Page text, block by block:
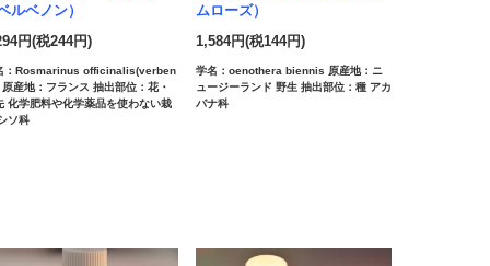
ルベノン）
円(税244円)
：Rosmarinus officinalis(verben
産地：フランス 抽出部位：花・
化学肥料や化学薬品を使わない栽
ソ科
ムローズ）
1,584円(税144円)
学名：oenothera biennis 原産地：ニ
ュージーランド 野生 抽出部位：種 アカ
バナ科